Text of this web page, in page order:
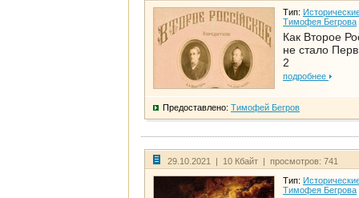
Тип:
Тимофея Бегрова
Как Второе
не стало
2
подробнее
Предоставлено: Тимофей Бегров
29.10.2021 | 10 Кбайт | просмотров: 741
Тип:
Тимофея Бегрова